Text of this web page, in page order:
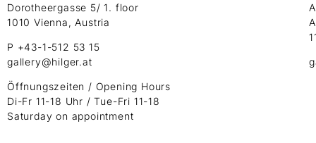
Dorotheergasse 5/ 1. floor
1010 Vienna, Austria
P +43-1-512 53 15
gallery@hilger.at
Öffnungszeiten / Opening Hours
Di-Fr 11-18 Uhr / Tue-Fri 11-18
Saturday on appointment